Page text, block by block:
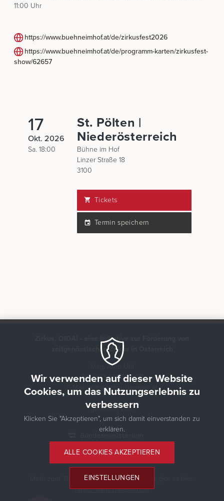
11:00 Uhr
https://www.buehneimhof.at/de/zirkusfest2026
https://www.buehneimhof.at/de/programm-karten/zirkusfest-
show/62657
17
Okt. 2026
Sa. 18:00
St. Pölten |
Niederösterreich
Bühne im Hof
Linzer Straße 18
3100
Tickets
Termin speichern
Zirkus, OIDA! - eine Initiative zur Förderung von
zeitgenössischen Zirkus in Österreich
Mag. Arno Uhl
Tel.: +43 6608218211
office@zirkustermine.at
gefördert von:
Mehr zum Thema zeitgenössischer Zirkus gibt es hier:
https://www.zirkusinfo.at/
Wir verwenden auf dieser Website
Cookies, um das Nutzungserlebnis zu
verbessern
Klicken Sie "Akzeptieren", um sich damit einverstanden zu
erklären.
ALLE COOKIES AKZEPTIEREN
EINSTELLUNGEN